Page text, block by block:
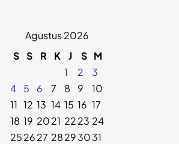
Agustus 2026
S S R K J S M
1
2
3
4
5 6 7 8 9
10
11 12 13 14 15 16 17
18 19 2021 2223 24
252627 28293031